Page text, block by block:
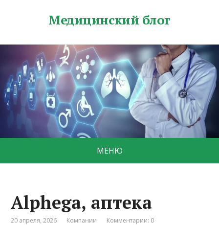
Медицинский блог
МЕНЮ
Alphega, аптека
20 апреля, 2026 Компании Комментарии: 0